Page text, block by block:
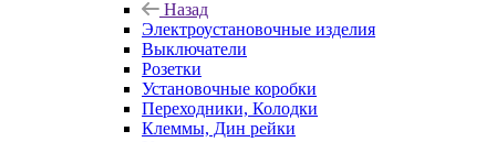
Назад
Электроустановочные изделия
Выключатели
Розетки
Установочные коробки
Переходники, Колодки
Клеммы, Дин рейки